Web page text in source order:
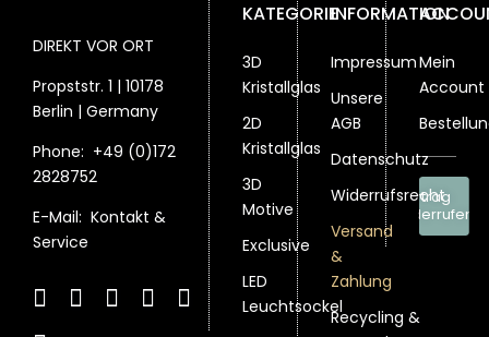
DIREKT VOR ORT
Propststr. 1 | 10178
Berlin | Germany
Phone: +49 (0)172
2828752
E-Mail: Kontakt &
Service
KATEGORIE
3D
Kristallglas
2D
Kristallglas
3D
Motive
Exclusive
LED
Leuchtsockel
INFORMATION
Impressum
Unsere
AGB
Datenschutz
Widerrufsrecht
Versand
&
Zahlung
Recycling &
Mein
Account
Vertrag
widerrufen